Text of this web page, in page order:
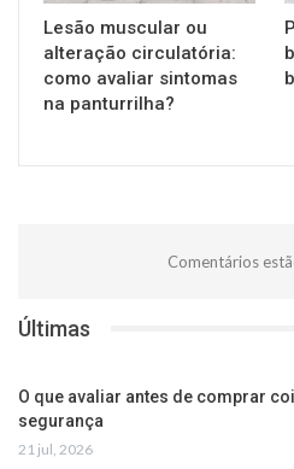
Lesão muscular ou
alteração circulatória:
como avaliar sintomas
na panturrilha?
Comentários
Últimas
O que avaliar antes de comprar
segurança
21 jul, 2026